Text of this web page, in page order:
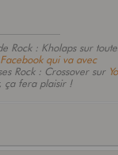
Rock : Kholaps sur
qui va avec
Rock : Crossover sur
ça fera plaisir !